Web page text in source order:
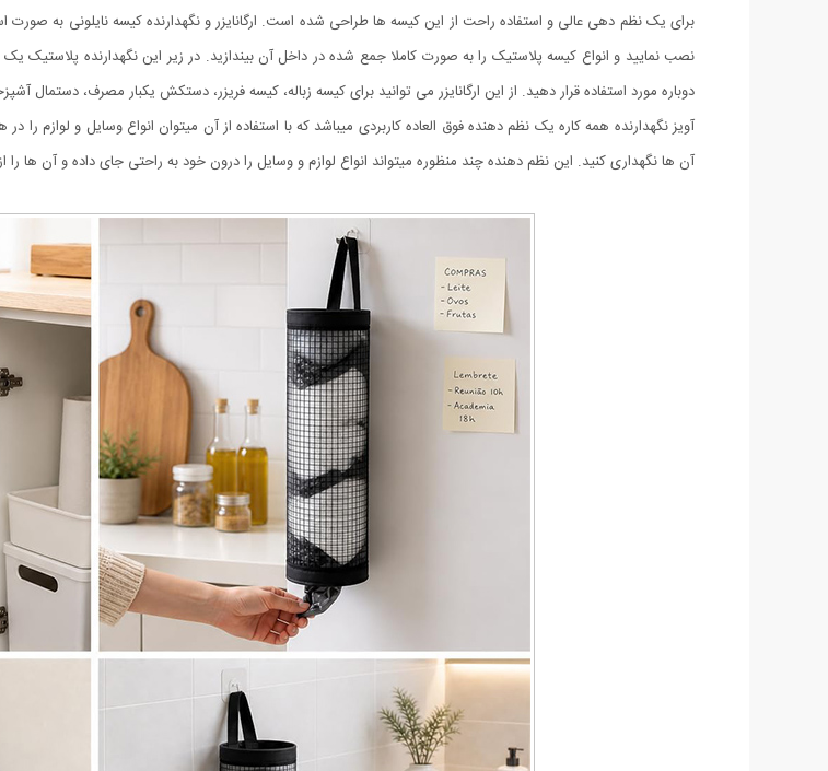
برای یک نظم دهی عالی و استفاده راحت از این کیسه ها طراحی شده است. ارگانایزر و نگهدارنده کیسه نایلونی به صورت
نصب نمایید و انواع کیسه پلاستیک را به صورت کاملا جمع شده در داخل آن بیندازید. در زیر این نگهدارنده پلاستیک
دوباره مورد استفاده قرار دهید. از این ارگانایزر می توانید برای کیسه زباله، کیسه فریزر، دستکش یکبار مصرف، دستمال
آویز نگهدارنده همه کاره یک نظم دهنده فوق العاده کاربردی میباشد که با استفاده از آن میتوان انواع وسایل و لوازم
آن ها نگهداری کنید. این نظم دهنده چند منظوره میتواند انواع لوازم و وسایل را درون خود به راحتی جای داده و آن ها را